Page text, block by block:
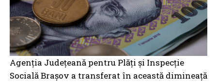
Agenția Județeană pentru Plăți și Inspecție
Socială Brașov a transferat în această dimineață